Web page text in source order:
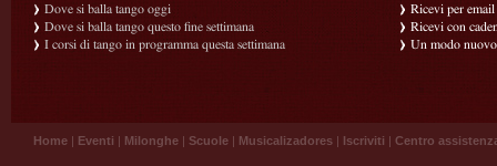
Dove si balla tango oggi
Dove si balla tango questo fine settimana
I corsi di tango in programma questa settimana
Ricevi per
Ricevi con
Un modo
Home | Eventi | Milonghe | Scuole | Musicalizadores | Iscriviti | Centro